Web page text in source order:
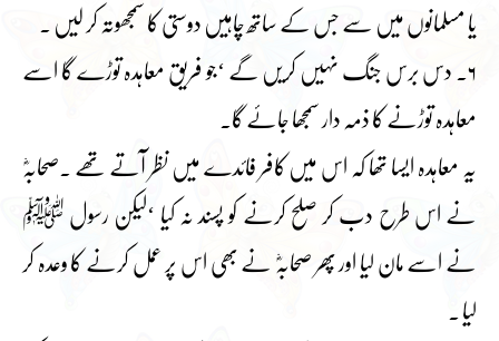
یا مسلمانوں میں سے جس کے ساتھ چاہیں دوستی کا سمجھوتہ کر لیں ۔
۶۔ دس برس جنگ نہیں کریں گے ‘جو فریق معاہدہ توڑے گا اسے
معاہدہ توڑنے کا ذمہ دار سمجھا جائے گا۔
یہ معاہدہ ایسا تھا کہ اس میں کافر فائدے میں نظر آتے تھے ۔صحابہؓ
نے اس طرح دب کر صلح کرنے کو پسند نہ کیا ‘لیکن رسول ﷺ
نے اسے مان لیا اور پھر صحابہؓ نے بھی اس پر عمل کرنے کا وعدہ کر
لیا ۔